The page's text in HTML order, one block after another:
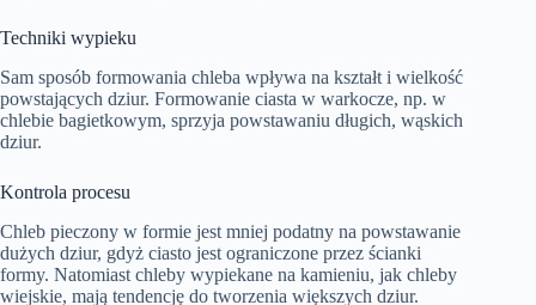
Techniki wypieku
Sam sposób formowania chleba wpływa na kształt i wielkość
powstających dziur. Formowanie ciasta w warkocze, np. w
chlebie bagietkowym, sprzyja powstawaniu długich, wąskich
dziur.
Kontrola procesu
Chleb pieczony w formie jest mniej podatny na powstawanie
dużych dziur, gdyż ciasto jest ograniczone przez ścianki
formy. Natomiast chleby wypiekane na kamieniu, jak chleby
wiejskie, mają tendencję do tworzenia większych dziur.